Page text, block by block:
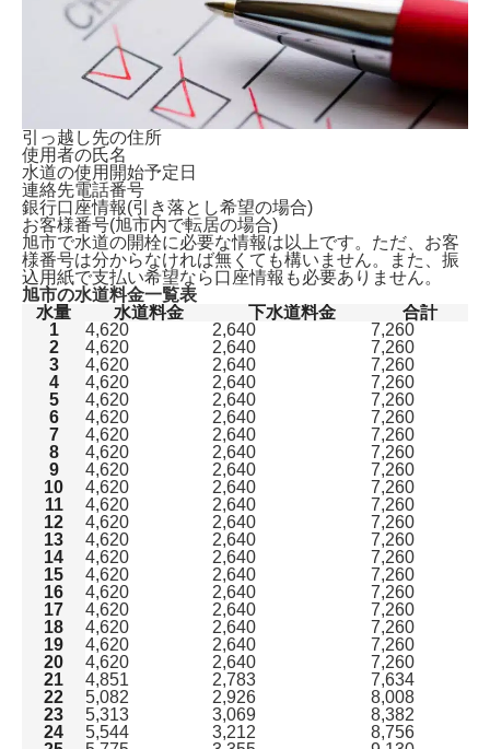
引っ越し先の住所
使用者の氏名
水道の使用開始予定日
連絡先電話番号
銀行口座情報(引き落とし希望の場合)
お客様番号(旭市内で転居の場合)
旭市で水道の開栓に必要な情報は以上です。ただ、 お客
様番号は分からなければ無くても構いません。
また、振
込用紙で支払い希望なら口座情報も必要ありません。
旭市の水道料金一覧表
水量
水道料金 下水道料金
合計
1
4,620 2,640
7,260
2
4,620 2,640
7,260
3
4,620 2,640
7,260
4
4,620 2,640
7,260
5
4,620 2,640
7,260
6
4,620 2,640
7,260
7
4,620 2,640
7,260
8
4,620 2,640
7,260
9
4,620 2,640
7,260
10
4,620 2,640
7,260
11
4,620 2,640
7,260
12
4,620 2,640
7,260
13
4,620 2,640
7,260
14
4,620 2,640
7,260
15
4,620 2,640
7,260
16
4,620 2,640
7,260
17
4,620 2,640
7,260
18
4,620 2,640
7,260
19
4,620 2,640
7,260
20
4,620 2,640
7,260
21
4,851 2,783
7,634
22
5,082 2,926
8,008
23
5,313 3,069
8,382
24
5,544 3,212
8,756